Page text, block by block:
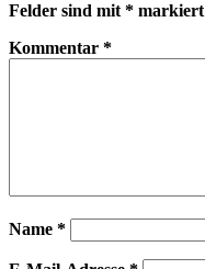
Felder sind mit* markiert
Kommentar *
Name *